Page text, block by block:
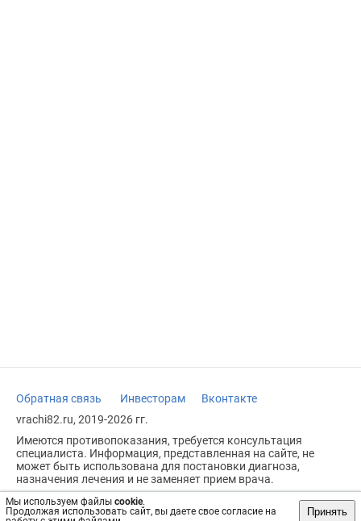
Мы используем файлы cookie.
Продолжая использовать сайт, вы даете свое согласие на
Принять
Обратная связь Инвесторам
Вконтакте
vrachi82.ru, 2019-2026 гг.
Имеются противопоказания, требуется консультация
специалиста. Информация, представленная на сайте, не
может быть использована для постановки диагноза,
назначения лечения и не заменяет прием врача.
Возрастное ограничение: 18+